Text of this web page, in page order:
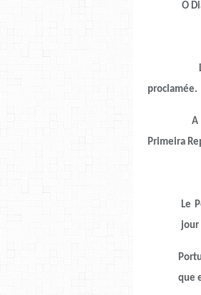
O
proclamée.
A
Primeira
Le
jour
que